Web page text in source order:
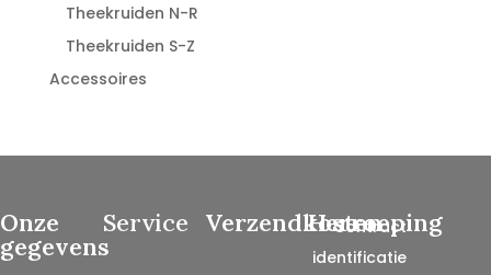
Theekruiden N-R
Theekruiden S-Z
Accessoires
Onze
gegevens
Service Verzendkosten
Herroeping
Contract
identificatie